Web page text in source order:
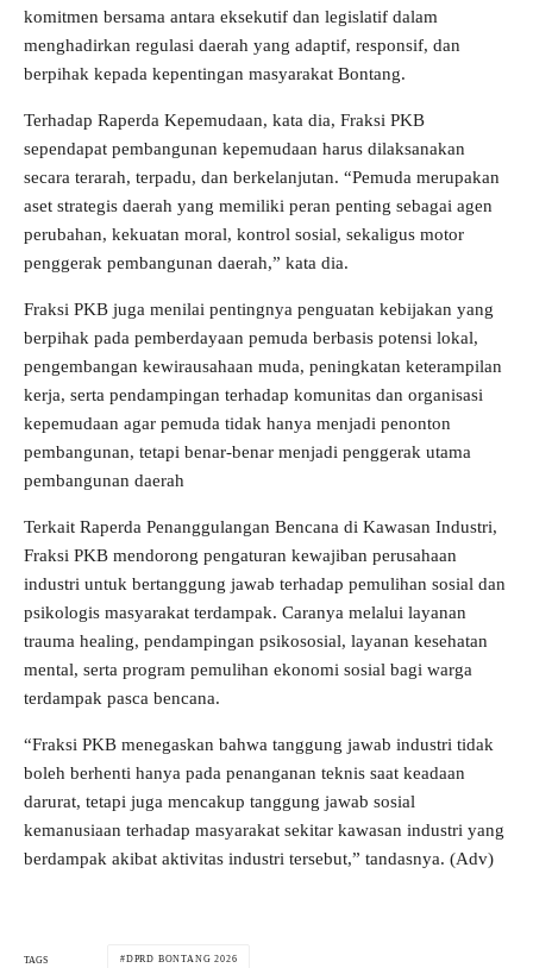
komitmen bersama antara eksekutif dan legislatif dalam
menghadirkan regulasi daerah yang adaptif, responsif, dan
berpihak kepada kepentingan masyarakat Bontang.
Terhadap Raperda Kepemudaan, kata dia, Fraksi PKB
sependapat pembangunan kepemudaan harus dilaksanakan
secara terarah, terpadu, dan berkelanjutan. “Pemuda merupakan
aset strategis daerah yang memiliki peran penting sebagai agen
perubahan, kekuatan moral, kontrol sosial, sekaligus motor
penggerak pembangunan daerah,” kata dia.
Fraksi PKB juga menilai pentingnya penguatan kebijakan yang
berpihak pada pemberdayaan pemuda berbasis potensi lokal,
pengembangan kewirausahaan muda, peningkatan keterampilan
kerja, serta pendampingan terhadap komunitas dan organisasi
kepemudaan agar pemuda tidak hanya menjadi penonton
pembangunan, tetapi benar-benar menjadi penggerak utama
pembangunan daerah
Terkait Raperda Penanggulangan Bencana di Kawasan Industri,
Fraksi PKB mendorong pengaturan kewajiban perusahaan
industri untuk bertanggung jawab terhadap pemulihan sosial dan
psikologis masyarakat terdampak. Caranya melalui layanan
trauma healing, pendampingan psikososial, layanan kesehatan
mental, serta program pemulihan ekonomi sosial bagi warga
terdampak pasca bencana.
“Fraksi PKB menegaskan bahwa tanggung jawab industri tidak
boleh berhenti hanya pada penanganan teknis saat keadaan
darurat, tetapi juga mencakup tanggung jawab sosial
kemanusiaan terhadap masyarakat sekitar kawasan industri yang
berdampak akibat aktivitas industri tersebut,” tandasnya. (Adv)
TAGS DPRD BONTANG 2026